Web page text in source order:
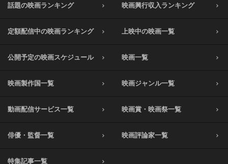
話題の映画ランキング 映画興行収入ランキング
定額配信中の映画ランキング 上映中の映画一覧
公開予定の映画スケジュール 映画一覧
映画製作国一覧 映画ジャンル一覧
動画配信サービス一覧 映画賞・映画祭一覧
俳優・監督一覧 映画評論家一覧
特集記事一覧